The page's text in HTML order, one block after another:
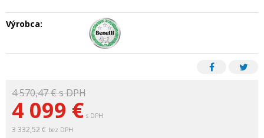
4 570,47 €s DPH
4 099 € s DPH
3 332,52 € bez DPH
Výrobca: